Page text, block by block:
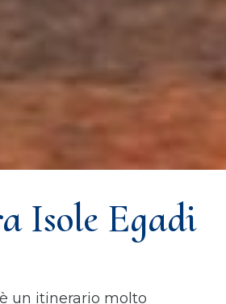
Isole Egadi
un itinerario molto